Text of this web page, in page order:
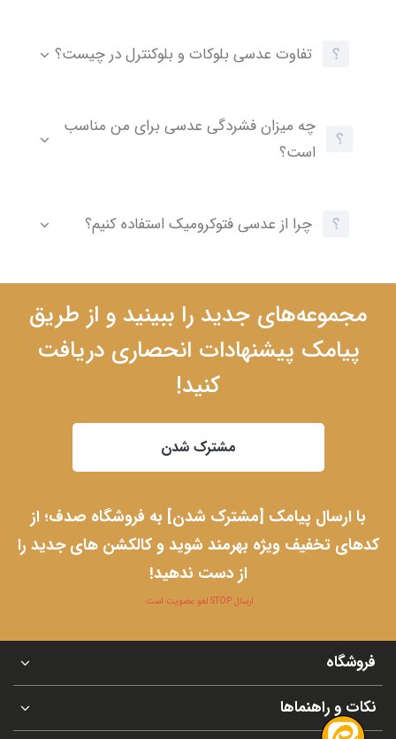
تفاوت عدسی بلوکات و بلوکنترل در چیست؟
چه میزان فشردگی عدسی برای من مناسب
است؟
چرا از عدسی فتوکرومیک استفاده کنیم؟
مجموعه‌های جدید را ببینید و از طریق
پیامک پیشنهادات انحصاری دریافت
کنید!
مشترک شدن
با ارسال پیامک [مشترک شدن] به فروشگاه صدف؛ از
کدهای تخفیف ویژه بهرمند شوید و کالکشن های جدید را
از دست ندهید!
ارسال STOP لغو عضویت است.
فروشگاه
نکات و راهنماها